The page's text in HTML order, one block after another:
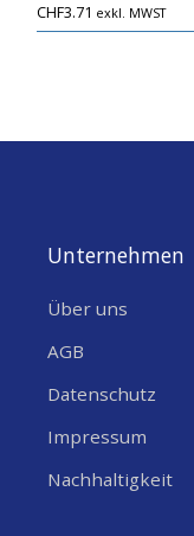
CHF3.71 exkl. MWST
Unternehmen
Über uns
AGB
Datenschutz
Impressum
Nachhaltigkeit